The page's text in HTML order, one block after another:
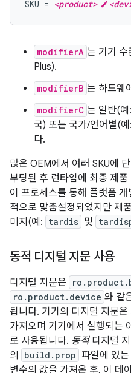
SKU = <product>
modifierA 는 기기
Plus).
modifierB 는 하드웨
modifierC 는 일반(
국) 또는 국가/언어별(
다.
많은 OEM에서 여러 SKU에
부팅된 후 런타임에 최종 제
이 프로세스를 통해 플랫폼
적으로 맞춤설정되었지만 제
미지(예: tardis 및
동적 디지털 지문 사용
디지털 지문은
ro.product.device 와 같
됩니다. 기기의 디지털 지문
가져오며 기기에서 실행되는
로 사용됩니다. 동적디지털 지
의
build.prop 파일에 있
변수의 값을 가져온 후, 이 데